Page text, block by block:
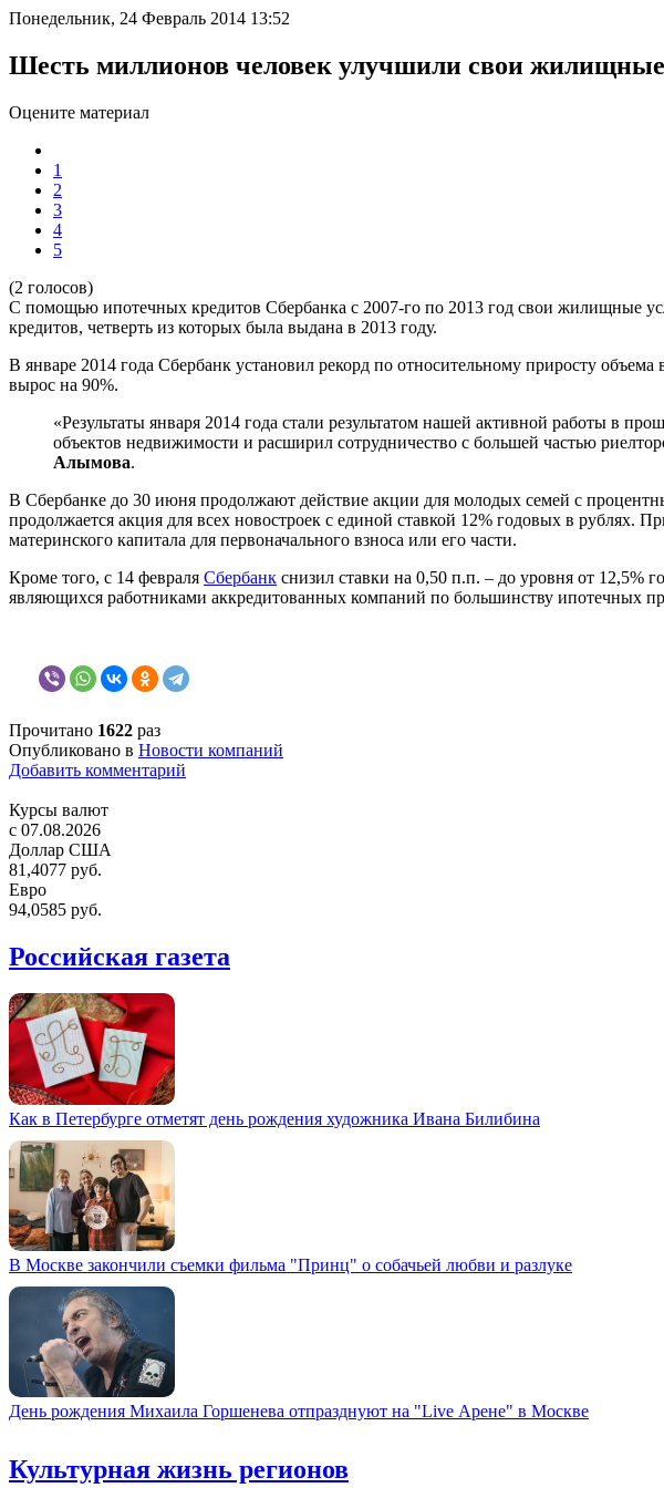
Понедельник, 24 Февраль 2014 13:52
Шесть миллионов человек улучшили свои
Оцените материал
1
2
3
4
5
(2 голосов)
С помощью ипотечных кредитов Сбербанка с 2007-го по 2013 год свои жилищные
кредитов, четверть из которых была выдана в 2013 году.
В январе 2014 года Сбербанк установил рекорд по относительному приросту
вырос на 90%.
«Результаты января 2014 года стали результатом нашей активной работы в
объектов недвижимости и расширил сотрудничество с большей частью
Алымова.
В Сбербанке до 30 июня продолжают действие акции для молодых семей с
продолжается акция для всех новостроек с единой ставкой 12% годовых в рублях.
материнского капитала для первоначального взноса или его части.
Кроме того, с 14 февраля Сбербанк снизил ставки на 0,50 п.п. – до уровня от 12,5%
являющихся работниками аккредитованных компаний по большинству ипотечных
Прочитано 1622 раз
Опубликовано в Новости компаний
Добавить комментарий
Курсы валют
c 07.08.2026
Доллар США
81,4077 руб.
Евро
94,0585 руб.
Российская газета
Как в Петербурге отметят день рождения художника Ивана Билибина
В Москве закончили съемки фильма "Принц" о собачьей любви и разлуке
День рождения Михаила Горшенева отпразднуют на "Live Арене" в Москве
Культурная жизнь регионов